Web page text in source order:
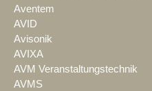
Aventem
AVID
Avisonik
AVIXA
AVM Veranstaltungstechnik
AVMS